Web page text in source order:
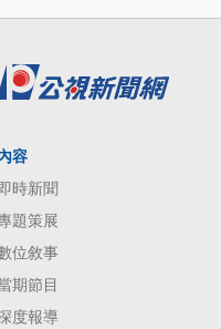
容
時新聞
題策展
位敘事
期節目
度報導